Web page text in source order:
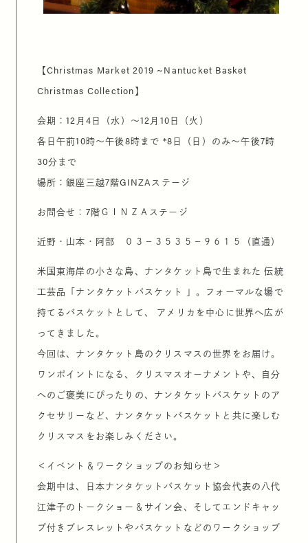
【Christmas Market 2019 ~Nantucket Basket
Christmas Collection】
会期：12月4日（水）～12月10日（火）
各日午前10時～午後8時まで *8日（日）のみ～午後7時
30分まで
場所：銀座三越7階GINZAステージ
お問合せ：7階ＧＩＮＺＡステージ
近野・山本・阿部 ０３－３５３５－９６１５（直通）
米国東海岸の小さな島、ナンタケット島で生まれた 伝統
工芸品「ナンタケットバスケット 」。フォーマルな場で
持てるバスケットとして、 アメリカを中心に世界へ広が
ってきました。
今回は、ナンタケット島のクリスマスの世界をお届け。
ワンポイントになる、クリスマスオーナメントや、自分
へのご褒美にぴったりの、ナンタケットバスケットのア
クセサリーなど、ナンタケットバスケットと共に楽しむ
クリスマスをお楽しみください。
＜イベント＆ワークショップのお知らせ＞
会期中は、日本ナンタケットバスケット協会代表の八代
江津子のトークショー＆サイン会、そしてエンドキャッ
プ付きブレスレットやバスケットなどのワークショップ